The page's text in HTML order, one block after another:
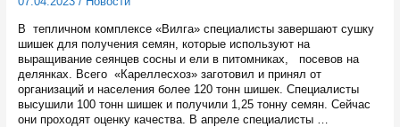
В тепличном комплексе «Вилга» специалисты завершают сушку
шишек для получения семян, которые используют на
выращивание сеянцев сосны и ели в питомниках, посевов на
делянках. Всего «Кареллесхоз» заготовил и принял от
организаций и населения более 120 тонн шишек. Специалисты
высушили 100 тонн шишек и получили 1,25 тонну семян. Сейчас
они проходят оценку качества. В апреле специалисты …